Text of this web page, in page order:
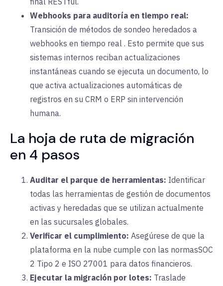
Webhooks para auditoría en tiempo real:
Transición de métodos de sondeo heredados a
webhooks en tiempo real . Esto permite que sus
sistemas internos reciban actualizaciones
instantáneas cuando se ejecuta un documento, lo
que activa actualizaciones automáticas de
registros en su CRM o ERP sin intervención
humana.
La hoja de ruta de migración
en 4 pasos
Auditar el parque de herramientas: Identificar
todas las herramientas de gestión de documentos
activas y heredadas que se utilizan actualmente
en las sucursales globales.
Verificar el cumplimiento: Asegúrese de que la
plataforma en la nube cumple con las normasSOC
2 Tipo 2 e ISO 27001 para datos financieros.
Ejecutar la migración por lotes: Traslade